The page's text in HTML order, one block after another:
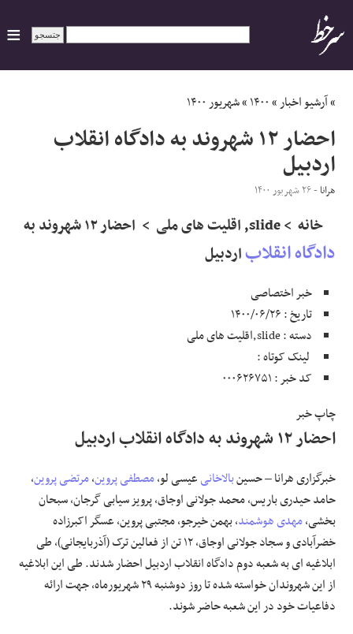
ایران
سیاسی
اقتصاد
ورزشی
جهان
اجتماعی
علوم و فن آوری
فرهنگی و هنری
مقالات
»آرشیو اخبار»۱۴۰۰»شهریور ۱۴۰۰
احضار ۱۲ شهروند به دادگاه انقلاب
اردبیل
هرانا - ۲۶ شهریور ۱۴۰۰
خانه > slide, اقلیت های ملی > احضار ۱۲ شهروند به
دادگاه انقلاباردبیل
خبر اختصاصی
تاریخ : ۱۴۰۰/۰۶/۲۶
دسته : slide,اقلیت های ملی
لینک کوتاه :
کد خبر : ۰۰۰۶۲۶۷۵۱
چاپ خبر
احضار ۱۲ شهروند به دادگاه انقلاب اردبیل
خبرگزاری هرانا – حسینبالاخانیعیسی لو،مصطفی پروین،مرتضی پروین،
حامد حیدری باریس، محمد جولانی اوجاق، پرویز سیابی گرجان، سبحان
بخشی،مهدی هوشمند، بهمن خیرجو، مجتبی پروین، عسگر اکبرزاده
خضرآبادی و سجاد جولانی اوجاق، ۱۲ تن از فعالین ترک (آذربایجانی)، طی
ابلاغیه ای به شعبه دوم دادگاه انقلاب اردبیل احضار شدند. طی این ابلاغیه
از این شهروندان خواسته شده تا روز دوشنبه ۲۹ شهریورماه، جهت ارائه
دفاعیات خود در این شعبه حاضر شوند.